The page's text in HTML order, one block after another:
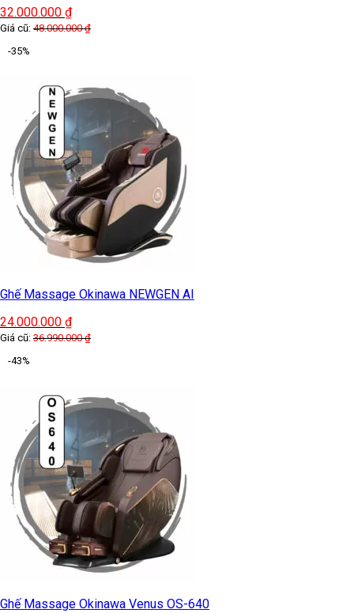
32.000.000 ₫
Giá cũ: 48.000.000₫
-35%
Ghế Massage Okinawa NEWGEN AI
24.000.000 ₫
Giá cũ: 36.990.000₫
-43%
Ghế Massage Okinawa Venus OS-640